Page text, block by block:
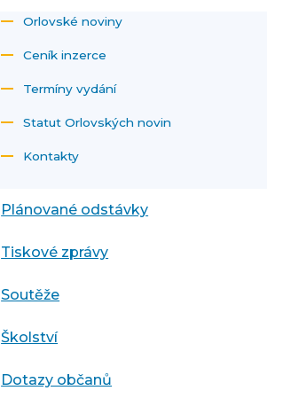
Orlovské noviny
Ceník inzerce
Termíny vydání
Statut Orlovských novin
Kontakty
Plánované odstávky
Tiskové zprávy
Soutěže
Školství
Dotazy občanů